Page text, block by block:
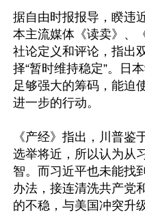
据自由时报报导，睽违
本主流媒体《读卖》、
社论定义和评论，指出
择“暂时维持稳定”。日
足够强大的筹码，能迫
进一步的行动。
《产经》指出，川普鉴
选举将近，所以认为从
智。而习近平也未能找
办法，接连清洗共产党
的不稳，与美国冲突升